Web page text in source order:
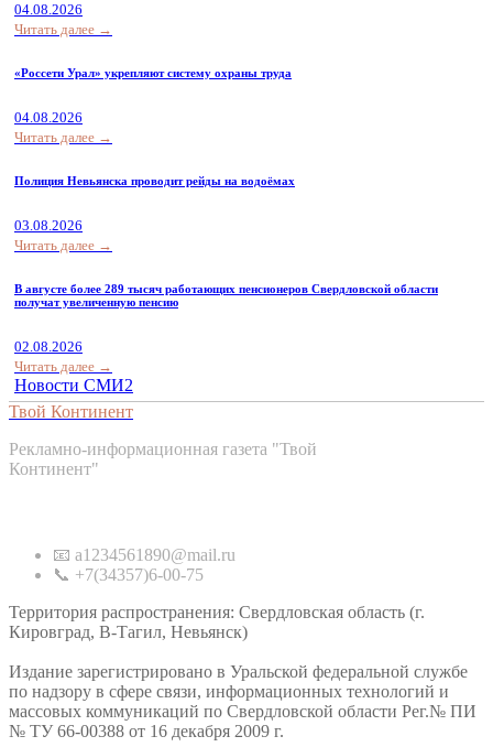
04.08.2026
Читать далее →
«Россети Урал» укрепляют систему охраны труда
04.08.2026
Читать далее →
Полиция Невьянска проводит рейды на водоёмах
03.08.2026
Читать далее →
В августе более 289 тысяч работающих пенсионеров Свердловской области
получат увеличенную пенсию
02.08.2026
Читать далее →
Новости СМИ2
Твой Континент
Рекламно-информационная газета "Твой
Континент"
📧 a1234561890@mail.ru
📞 +7(34357)6-00-75
Территория распространения: Свердловская область (г.
Кировград, В-Тагил, Невьянск)
Издание зарегистрировано в Уральской федеральной службе
по надзору в сфере связи, информационных технологий и
массовых коммуникаций по Свердловской области Рег.№ ПИ
№ ТУ 66-00388 от 16 декабря 2009 г.